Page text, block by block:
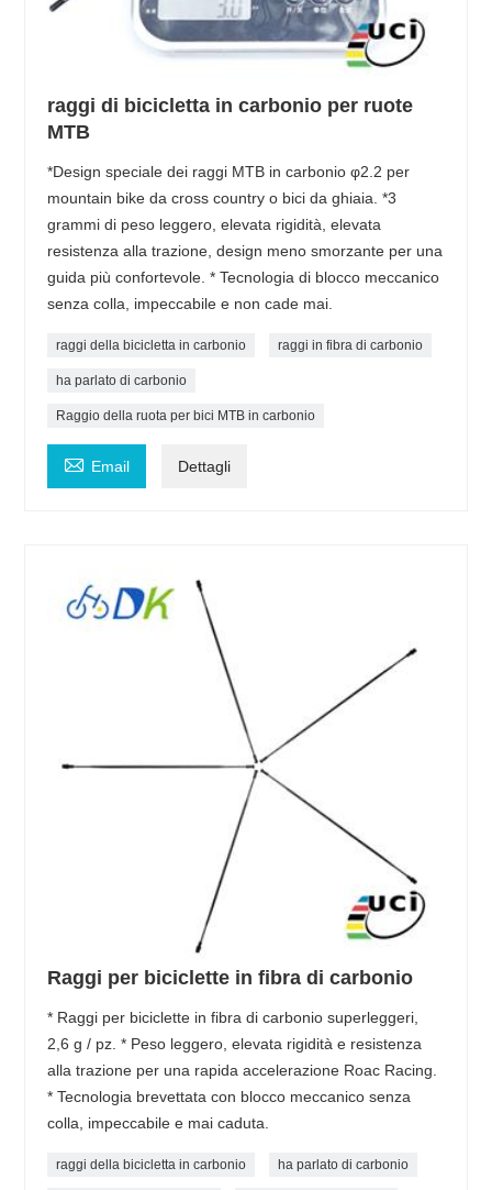
raggi di bicicletta in carbonio per ruote
MTB
*Design speciale dei raggi MTB in carbonio φ2.2 per
mountain bike da cross country o bici da ghiaia. *3
grammi di peso leggero, elevata rigidità, elevata
resistenza alla trazione, design meno smorzante per una
guida più confortevole. * Tecnologia di blocco meccanico
senza colla, impeccabile e non cade mai.
raggi della bicicletta in carbonio raggi in fibra di carbonio
ha parlato di carbonio
Raggio della ruota per bici MTB in carbonio
 Email Dettagli
Raggi per biciclette in fibra di carbonio
* Raggi per biciclette in fibra di carbonio superleggeri,
2,6 g / pz. * Peso leggero, elevata rigidità e resistenza
alla trazione per una rapida accelerazione Roac Racing.
* Tecnologia brevettata con blocco meccanico senza
colla, impeccabile e mai caduta.
raggi della bicicletta in carbonio ha parlato di carbonio